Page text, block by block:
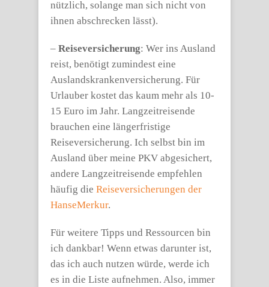
nützlich, solange man sich nicht von
ihnen abschrecken lässt).
– Reiseversicherung: Wer ins Ausland
reist, benötigt zumindest eine
Auslandskrankenversicherung. Für
Urlauber kostet das kaum mehr als 10-
15 Euro im Jahr. Langzeitreisende
brauchen eine längerfristige
Reiseversicherung. Ich selbst bin im
Ausland über meine PKV abgesichert,
andere Langzeitreisende empfehlen
häufig die Reiseversicherungen der
HanseMerkur.
Für weitere Tipps und Ressourcen bin
ich dankbar! Wenn etwas darunter ist,
das ich auch nutzen würde, werde ich
es in die Liste aufnehmen. Also, immer